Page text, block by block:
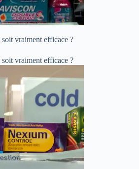
vraiment efficace ?
vraiment efficace ?